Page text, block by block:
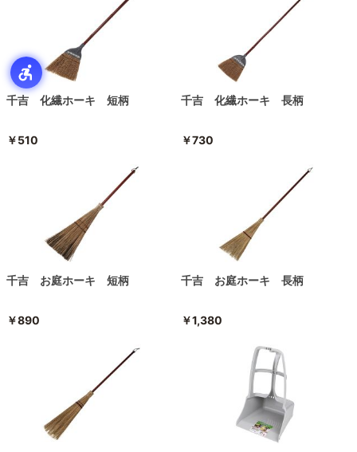
千吉 化繊ホーキ 短柄
￥510
千吉 化繊ホーキ 長柄
￥730
千吉 お庭ホーキ 短柄
￥890
千吉 お庭ホーキ 長柄
￥1,380